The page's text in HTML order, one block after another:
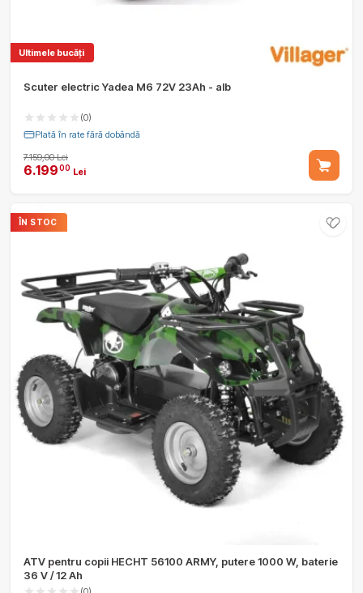
Ultimele bucăți
Scuter electric Yadea M6 72V 23Ah - alb
(0)
Plată în rate fără dobândă
7.159,00 Lei
6.19900 Lei
ÎN STOC
ATV pentru copii HECHT 56100 ARMY, putere 1000 W, baterie
36 V / 12 Ah